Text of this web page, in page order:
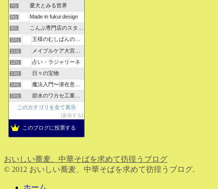
7位 愛犬とみる世界
8位 Made in fukui design
9位 こんぶ専門店のスタッフ日記
10位 王様のむしぱんのブログ
11位 メイプルケア大宮デイサービス
12位 占い・ラジャリーネ
13位 日々の宝物
14位 魔法入門〜潜在意識〜真を見抜く秘法〜
15位
節水のワカセ工業のブログ
このカテゴリを全て表示
参加する
このブログに投票する
おいしい蕎麦、中華そばを求めて彷徨うブログ
© 2012 おいしい蕎麦、中華そばを求めて彷徨うブログ.